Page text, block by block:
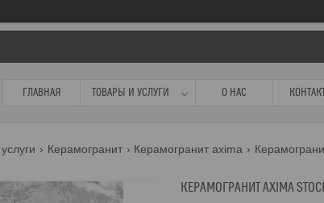
ГЛАВНАЯ ТОВАРЫ И УСЛУГИ О НАС
Керамогранит Керамогранит axima
КЕРАМОГРАНИТ AXIMA